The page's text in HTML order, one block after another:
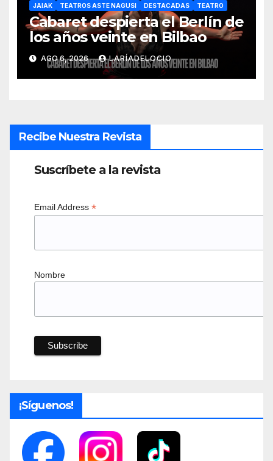
JAIAK TEATROS ASTE NAGUSI DESTACADAS TEATRO
Cabaret despierta el Berlín de
los años veinte en Bilbao
AGO 6, 2026 LARÍADELOCIO
Recibe Nuestra Revista
Suscríbete a la revista
Email Address *
Nombre
¡Síguenos!